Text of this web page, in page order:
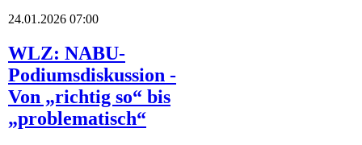
24.01.2026 07:00
WLZ: NABU-
Podiumsdiskussion -
Von „richtig so“ bis
„problematisch“